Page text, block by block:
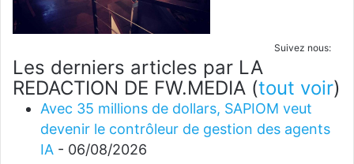
Suivez nous:
Les derniers articles par LA
REDACTION DE FW.MEDIA (tout voir)
Avec 35 millions de dollars, SAPIOM veut
devenir le contrôleur de gestion des agents
IA - 06/08/2026